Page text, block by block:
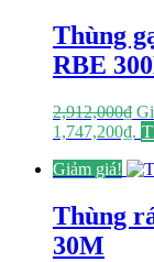
Thùng
RBE
2,912,000₫
1,747,200₫.
Giảm giá!
Thùng
30M